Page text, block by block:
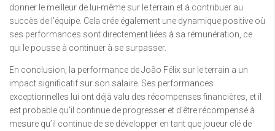
donner le meilleur de lui-même sur le terrain et à contribuer au
succès de l’équipe. Cela crée également une dynamique positive où
ses performances sont directement liées à sa rémunération, ce
qui le pousse à continuer à se surpasser.
En conclusion, la performance de João Félix sur le terrain a un
impact significatif sur son salaire. Ses performances
exceptionnelles lui ont déjà valu des récompenses financières, et il
est probable qu’il continue de progresser et d’être récompensé à
mesure qu’il continue de se développer en tant que joueur clé de